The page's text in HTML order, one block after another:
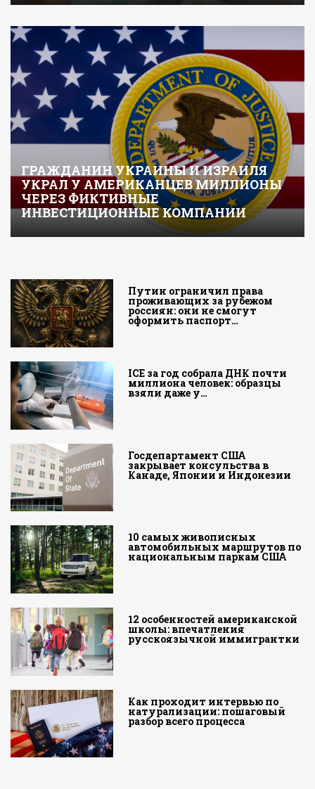
ГРАЖДАНИН УКРАИНЫ И ИЗРАИЛЯ
УКРАЛ У АМЕРИКАНЦЕВ МИЛЛИОНЫ
ЧЕРЕЗ ФИКТИВНЫЕ
ИНВЕСТИЦИОННЫЕ КОМПАНИИ
Путин ограничил права
проживающих за рубежом
россиян: они не смогут
оформить паспорт…
ICE за год собрала ДНК почти
миллиона человек: образцы
взяли даже у…
Госдепартамент США
закрывает консульства в
Канаде, Японии и Индонезии
10 самых живописных
автомобильных маршрутов по
национальным паркам США
12 особенностей американской
школы: впечатления
русскоязычной иммигрантки
Как проходит интервью по
натурализации: пошаговый
разбор всего процесса